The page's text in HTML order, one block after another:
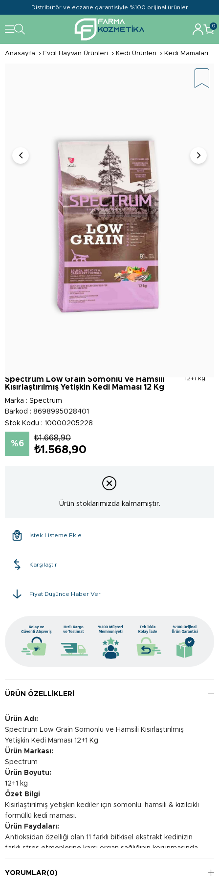
Distribütör ve eczane garantisiyle %100 orijinal ürünler
0
Anasayfa Evcil Hayvan Ürünleri Kedi Ürünleri Kedi Mamaları
12+1 kg
Spectrum Low Grain Somonlu ve Hamsili
Kısırlaştırılmış Yetişkin Kedi Maması 12 Kg
Marka : Spectrum
Barkod : 8698995028401
Stok Kodu
10000205228
6
₺1.668,90
₺1.568,90
Ürün stoklarımızda kalmamıştır.
İstek Listeme Ekle
Karşılaştır
Fiyat Düşünce Haber Ver
ÜRÜN ÖZELLIKLERI
Ürün Adı:
Spectrum Low Grain Somonlu ve Hamsili Kısırlaştırılmış
Yetişkin Kedi Maması 12+1 Kg
Ürün Markası:
Spectrum
Ürün Boyutu:
12+1 kg
Özet Bilgi
Kısırlaştırılmış yetişkin kediler için somonlu, hamsili & kızılcıklı
formüllü kedi maması.
Ürün Faydaları:
Antioksidan özelliği olan 11 farklı bitkisel ekstrakt kedinizin
farklı stres etmenlerine karşı organ sağlığının korunmasında
ve bağışıklık sisteminin desteklenmesinde doğal antioksidan
özellikler gösterir. İçerdiği fisilyum lifi sayesinde yutulan tüy
YORUMLAR(0)